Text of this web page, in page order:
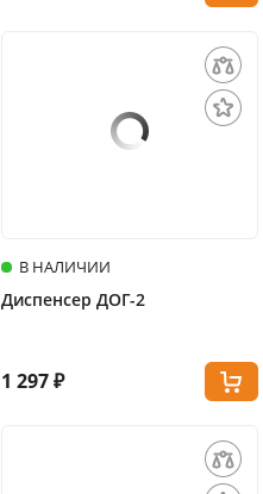
В НАЛИЧИИ
Диспенсер ДОГ-2
1 297 ₽